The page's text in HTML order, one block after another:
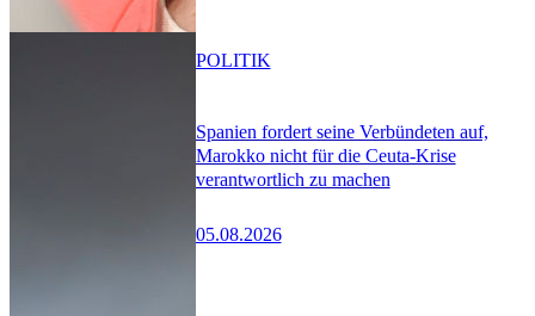
Spanien fordert seine Verbündeten auf,
Marokko nicht für die Ceuta-Krise
verantwortlich zu machen
05.08.2026
POLITIK